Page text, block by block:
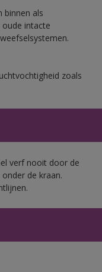
binnen als
intacte
zoals
verf nooit door de
de kraan.